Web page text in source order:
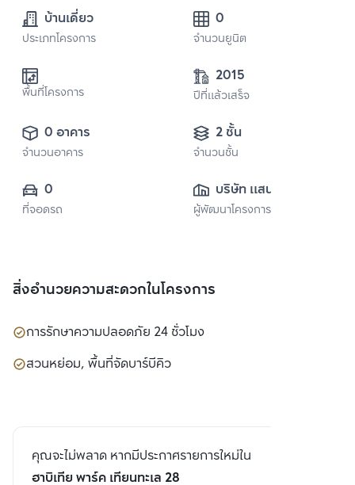
บ้านเดี่ยว
ประเภทโครงการ
0
จำนวนยูนิต
พื้นที่โครงการ
2015
ปีที่แล้วเสร็จ
0 อาคาร
จำนวนอาคาร
2 ชั้น
จำนวนชั้น
0
ที่จอดรถ
บริษัท แสนสิริ
จำกัด (มหาชน)
ผู้พัฒนาโครงการ
สิ่งอำนวยความสะดวกในโครงการ
การรักษาความปลอดภัย 24 ชั่วโมง
สวนหย่อม, พื้นที่จัดบาร์บีคิว
คุณจะไม่พลาด หากมีประกาศรายการใหม่ใน
ฮาบิเทีย พาร์ค เทียนทะเล 28